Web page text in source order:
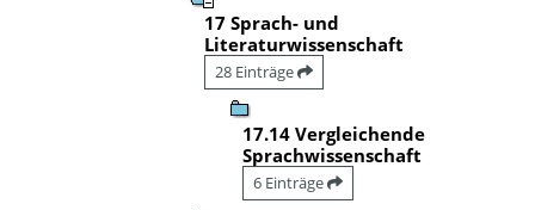
17 Sprach- und
Literaturwissenschaft
28 Einträge
17.14 Vergleichende
Sprachwissenschaft
6 Einträge